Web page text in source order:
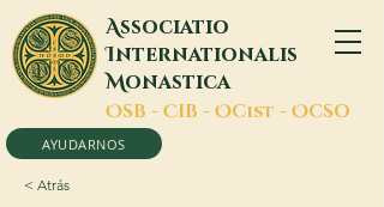
Associatio
Internationalis
Monastica
OSB - CIB - OCist - OCSO
AYUDARNOS
< Atrás